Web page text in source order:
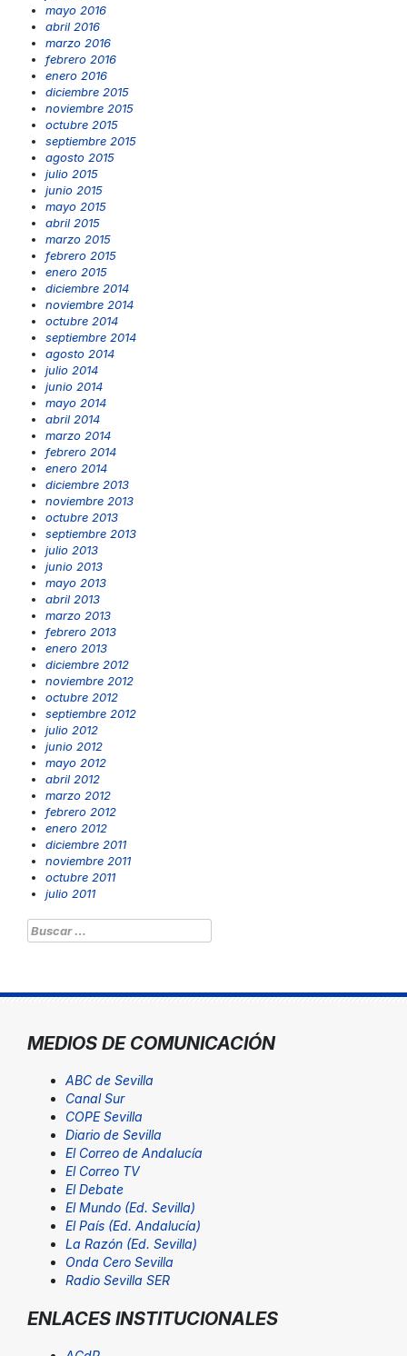
mayo 2016
abril 2016
marzo 2016
febrero 2016
enero 2016
diciembre 2015
noviembre 2015
octubre 2015
septiembre 2015
agosto 2015
julio 2015
junio 2015
mayo 2015
abril 2015
marzo 2015
febrero 2015
enero 2015
diciembre 2014
noviembre 2014
octubre 2014
septiembre 2014
agosto 2014
julio 2014
junio 2014
mayo 2014
abril 2014
marzo 2014
febrero 2014
enero 2014
diciembre 2013
noviembre 2013
octubre 2013
septiembre 2013
julio 2013
junio 2013
mayo 2013
abril 2013
marzo 2013
febrero 2013
enero 2013
diciembre 2012
noviembre 2012
octubre 2012
septiembre 2012
julio 2012
junio 2012
mayo 2012
abril 2012
marzo 2012
febrero 2012
enero 2012
diciembre 2011
noviembre 2011
octubre 2011
julio 2011
Buscar:
MEDIOS DE COMUNICACIÓN
ABC de Sevilla
Canal Sur
COPE Sevilla
Diario de Sevilla
El Correo de Andalucía
El Correo TV
El Debate
El Mundo (Ed. Sevilla)
El País (Ed. Andalucía)
La Razón (Ed. Sevilla)
Onda Cero Sevilla
Radio Sevilla SER
ENLACES INSTITUCIONALES